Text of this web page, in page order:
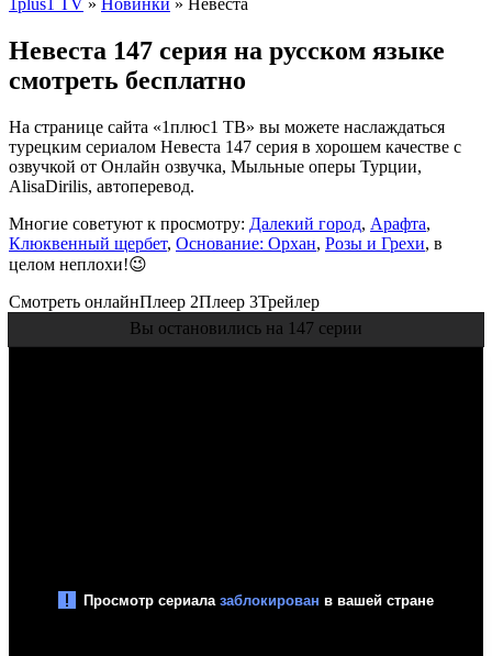
1plus1 TV » Новинки » Невеста
Невеста 147 серия на русском языке
смотреть бесплатно
На странице сайта «1плюс1 ТВ» вы можете наслаждаться
турецким сериалом Невеста 147 серия в хорошем качестве с
озвучкой от Онлайн озвучка, Мыльные оперы Турции,
AlisaDirilis, автоперевод.
Многие советуют к просмотру: Далекий город, Арафта,
Клюквенный щербет, Основание: Орхан, Розы и Грехи, в
целом неплохи!😉
Смотреть онлайнПлеер 2Плеер 3Трейлер
Вы остановились на 147 серии